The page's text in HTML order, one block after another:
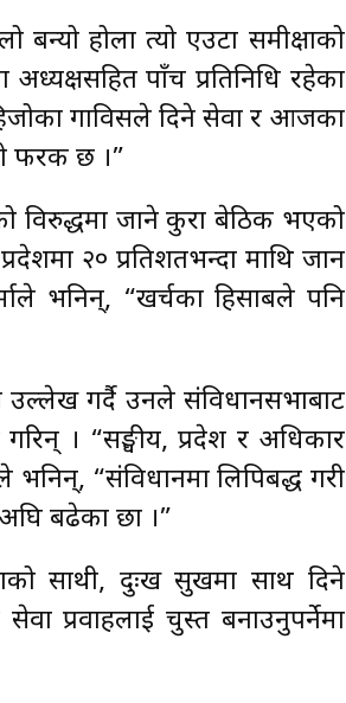
होला त्यो एउटा समीक्षाको
पाँच प्रतिनिधि रहेका
गाविसले दिने सेवा र आजका
फरक छ ।”
विरुद्धमा जाने कुरा बेठिक भएको
२० प्रतिशतभन्दा माथि जान
भनिन्, “खर्चका हिसाबले पनि
गर्दै उनले संविधानसभाबाट
। “सङ्घीय, प्रदेश र अधिकार
“संविधानमा लिपिबद्ध गरी
बढेका छौँ ।”
साथी, दुःख सुखमा साथ दिने
प्रवाहलाई चुस्त बनाउनुपर्नेमा